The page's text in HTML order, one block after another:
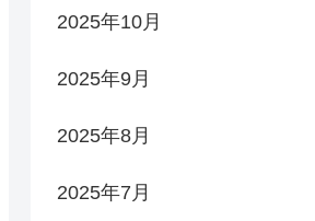
2025年10月
2025年9月
2025年8月
2025年7月